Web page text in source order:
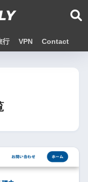
行 VPN Contact